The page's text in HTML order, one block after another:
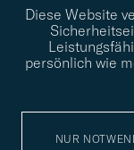
Diese Website
persönlich wie
NUR
Benötigen Sie Hilfe
Wenden Sie sich